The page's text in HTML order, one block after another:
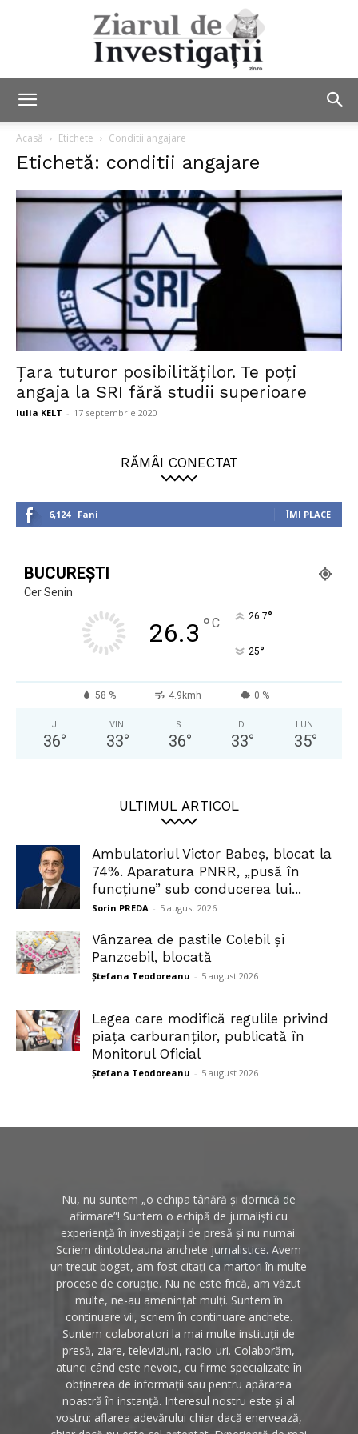
Investigații
Acasă Etichete Conditii angajare
Etichetă: conditii angajare
Țara tuturor posibilităților. Te poți
angaja la SRI fără studii superioare
Iulia KELT - 17 septembrie 2020
RĂMÂI CONECTAT
6,124 Fani ÎMI PLACE
BUCUREȘTI
Cer Senin
26.3 °C 26.7°
25°
58 % 4.9kmh 0 %
J
36°
VIN
33°
S
36°
D
33°
LUN
35°
ULTIMUL ARTICOL
Ambulatoriul Victor Babeș, blocat la
74%. Aparatura PNRR, „pusă în
funcțiune” sub conducerea lui...
Sorin PREDA - 5 august 2026
Vânzarea de pastile Colebil și
Panzcebil, blocată
Ștefana Teodoreanu - 5 august 2026
Legea care modifică regulile privind
piața carburanților, publicată în
Monitorul Oficial
Ștefana Teodoreanu - 5 august 2026
Nu, nu suntem „o echipa tânără și dornică de
afirmare”! Suntem o echipă de jurnaliști cu
experiență în investigații de presă și nu numai.
Scriem dintotdeauna anchete jurnalistice. Avem
un trecut bogat, am fost citați ca martori în multe
procese de corupție. Nu ne este frică, am văzut
multe, ne-au amenințat mulți. Suntem în
continuare vii, scriem în continuare anchete.
Suntem colaboratori la mai multe instituții de
presă, ziare, televiziuni, radio-uri. Colaborăm,
atunci când este nevoie, cu firme specializate în
obținerea de informații sau pentru apărarea
noastră în instanță. Interesul nostru este și al
vostru: aflarea adevărului chiar dacă enervează,